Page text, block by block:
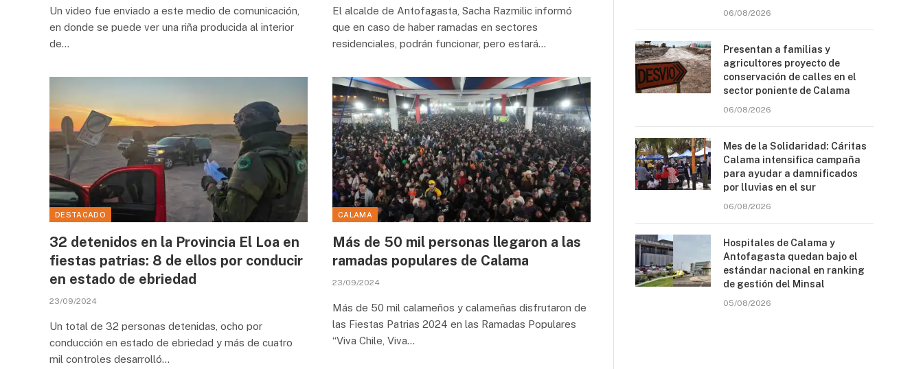
Un video fue enviado a este medio de comunicación,
en donde se puede ver una riña producida al interior
de…
El alcalde de Antofagasta, Sacha Razmilic informó
que en caso de haber ramadas en sectores
residenciales, podrán funcionar, pero estará…
DESTACADO
32 detenidos en la Provincia El Loa en
fiestas patrias: 8 de ellos por conducir
en estado de ebriedad
23/09/2024
Un total de 32 personas detenidas, ocho por
conducción en estado de ebriedad y más de cuatro
mil controles desarrolló…
CALAMA
Más de 50 mil personas llegaron a las
ramadas populares de Calama
23/09/2024
Más de 50 mil calameños y calameñas disfrutaron de
las Fiestas Patrias 2024 en las Ramadas Populares
“Viva Chile, Viva…
06/08/2026
Presentan a familias y
agricultores proyecto de
conservación de calles en el
sector poniente de Calama
06/08/2026
Mes de la Solidaridad: Cáritas
Calama intensifica campaña
para ayudar a damnificados
por lluvias en el sur
06/08/2026
Hospitales de Calama y
Antofagasta quedan bajo el
estándar nacional en ranking
de gestión del Minsal
05/08/2026